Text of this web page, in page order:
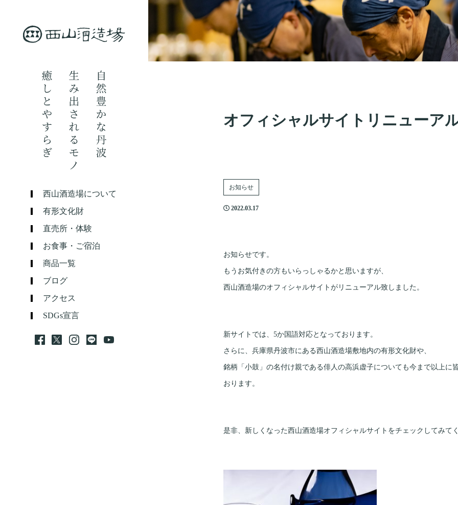
西山酒造場について
有形文化財
直売所・体験
お食事・ご宿泊
商品一覧
ブログ
アクセス
SDGs宣言
オフィシャルサイトリニューア
お知らせ
2022.03.17
お知らせです。
もうお気付きの方もいらっしゃるかと思いますが、
西山酒造場のオフィシャルサイトがリニューアル致しました。
新サイトでは、5か国語対応となっております。
さらに、兵庫県丹波市にある西山酒造場敷地内の有形文化財や、
銘柄「小鼓」の名付け親である俳人の高浜虚子についても今まで以上に
おります。
是非、新しくなった西山酒造場オフィシャルサイトをチェックしてみて